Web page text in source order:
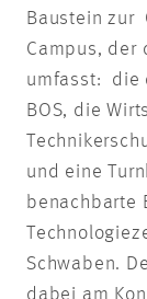
Baustein zur
Campus, der
umfasst: die
BOS, die
und eine
benachbarte
Schwaben.
dabei am